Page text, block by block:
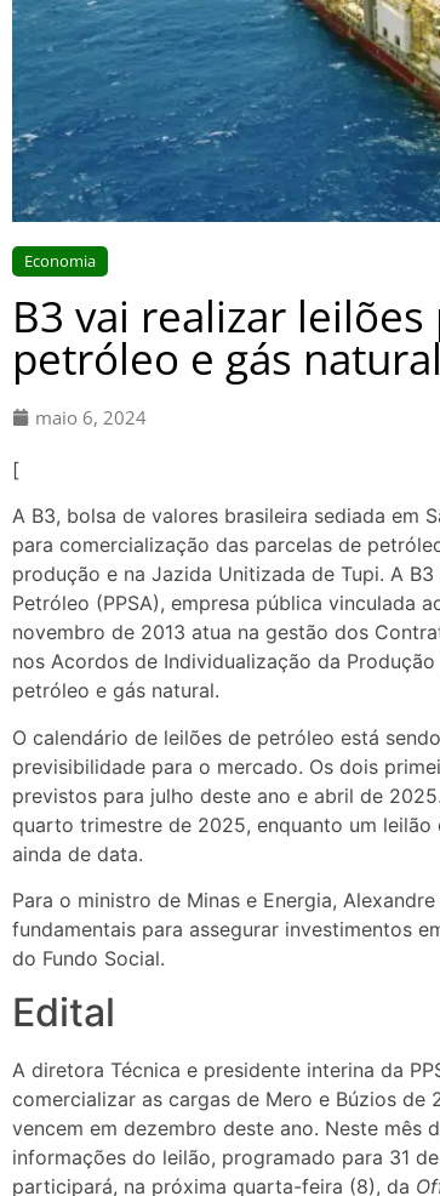
Economia
B3 vai realizar
petróleo e gás
maio 6, 2024
[
A B3, bolsa de valores brasileira sediada em
para comercialização das parcelas de
produção e na Jazida Unitizada de Tupi. A
Petróleo (PPSA), empresa pública vinculada
novembro de 2013 atua na gestão dos
nos Acordos de Individualização da
petróleo e gás natural.
O calendário de leilões de petróleo está
previsibilidade para o mercado. Os dois
previstos para julho deste ano e abril de
quarto trimestre de 2025, enquanto um
ainda de data.
Para o ministro de Minas e Energia,
fundamentais para assegurar investimentos
do Fundo Social.
Edital
A diretora Técnica e presidente interina da
comercializar as cargas de Mero e Búzios
vencem em dezembro deste ano. Neste mês
informações do leilão, programado para 31
participará, na próxima quarta-feira (8), da